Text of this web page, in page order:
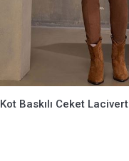
Kot Baskılı Ceket Lacivert